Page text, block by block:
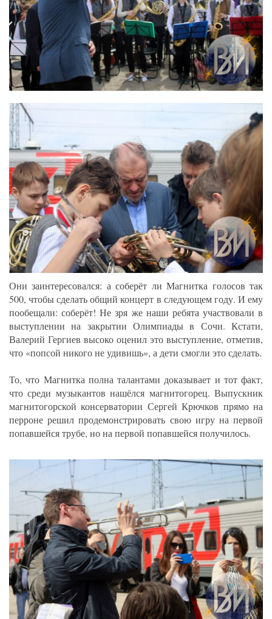
Они заинтересовался: а соберёт ли Магнитка голосов так
500, чтобы сделать общий концерт в следующем году. И ему
пообещали: соберёт! Не зря же наши ребята участвовали в
выступлении на закрытии Олимпиады в Сочи. Кстати,
Валерий Гергиев высоко оценил это выступление, отметив,
что «попсой никого не удивишь», а дети смогли это сделать.
То, что Магнитка полна талантами доказывает и тот факт,
что среди музыкантов нашёлся магнитогорец. Выпускник
магнитогорской консерватории Сергей Крючков прямо на
перроне решил продемонстрировать свою игру на первой
попавшейся трубе, но на первой попавшейся получилось.